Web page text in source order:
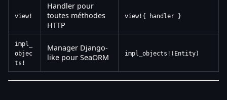
view!
Handler pour
toutes méthodes
HTTP
view!{ handler }
impl_
objec
ts!
Manager Django-
like pour SeaORM
impl_objects!(Entity)